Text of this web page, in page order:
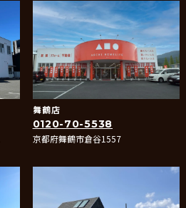
舞鶴店
0120-70-5538
京都府舞鶴市倉谷1557